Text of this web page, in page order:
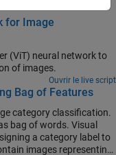
for Image
(ViT) neural network to
of images.
Ouvrir le live script
Bag of Features
category classification.
bag of words. Visual
a category label to
images representing